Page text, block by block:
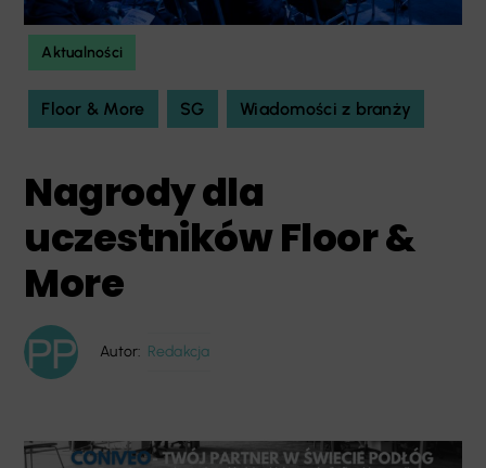
Aktualności
Floor & More SG Wiadomości z branży
Nagrody dla
uczestników Floor &
More
Autor: Redakcja